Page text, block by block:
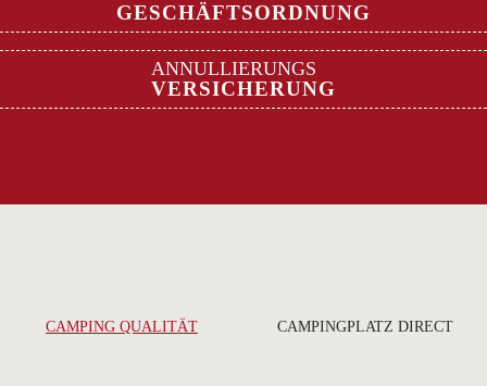
GESCHÄFTSORDNUNG
ANNULLIERUNGS
VERSICHERUNG
CAMPING QUALITÄT CAMPINGPLATZ DIRECT